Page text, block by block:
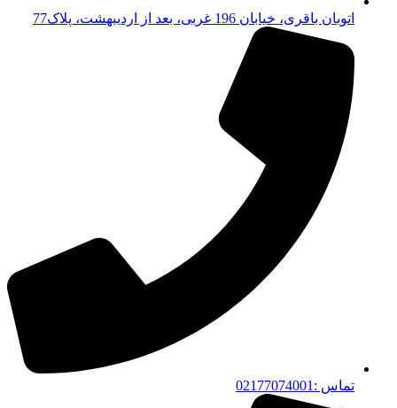
اتوبان باقری، خیابان 196 غربی، بعد از اردیبهشت، پلاک77
تماس :02177074001